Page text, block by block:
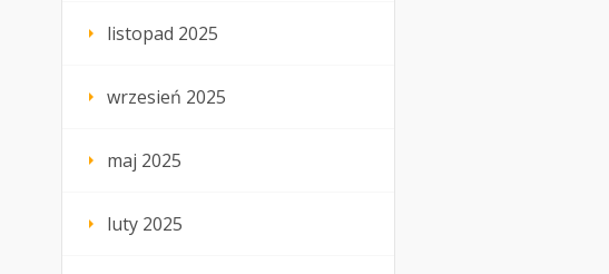
listopad 2025
wrzesień 2025
maj 2025
luty 2025